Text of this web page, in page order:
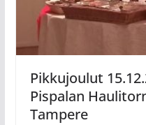
Pikkujoulut
Pispalan
Tampere